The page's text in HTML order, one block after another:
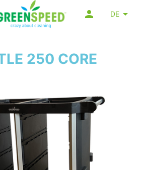
DE
250 CORE